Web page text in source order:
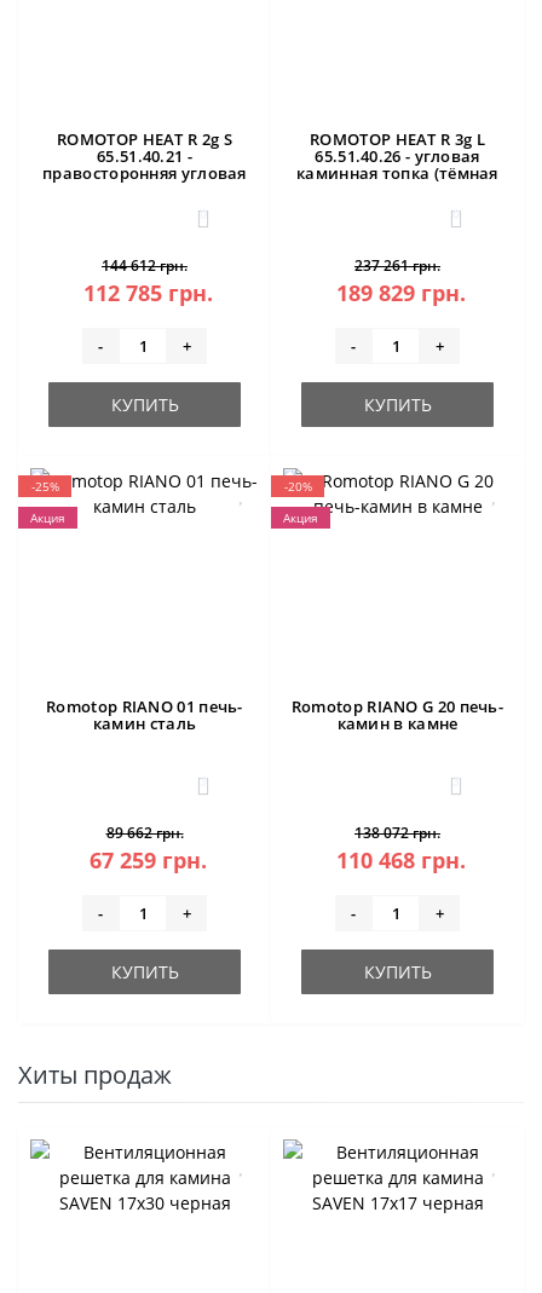
ROMOTOP HEAT R 2g S
65.51.40.21 -
правосторонняя угловая
каминная топка
0
144 612 грн.
112 785 грн.
- +
КУПИТЬ
ROMOTOP HEAT R 3g L
65.51.40.26 - угловая
каминная топка (тёмная
0
237 261 грн.
189 829 грн.
- +
КУПИТЬ
-25%
Акция
Romotop RIANO 01 печь-
камин сталь
3
89 662 грн.
67 259 грн.
- +
КУПИТЬ
-20%
Акция
Romotop RIANO G 20 печь-
камин в камне
3
138 072 грн.
110 468 грн.
- +
КУПИТЬ
Хиты продаж